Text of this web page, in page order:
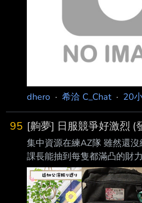
後，他立刻趕去尋找， 雖然
殘骸，可是雷塔留下了關鍵影
https://imgpoi.c
dhero · 希洽 C_Chat· 20
95 [齁夢] 日服競爭好激烈 (
集中資源在練AZ隊 雖然還
課長能抽到每隻都滿凸的財
AZKi的ホロメンスコアレー
家分數怎麼都這麼高...
https://pbs.twimg.com/